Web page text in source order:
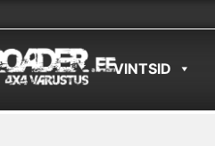
VINTSID